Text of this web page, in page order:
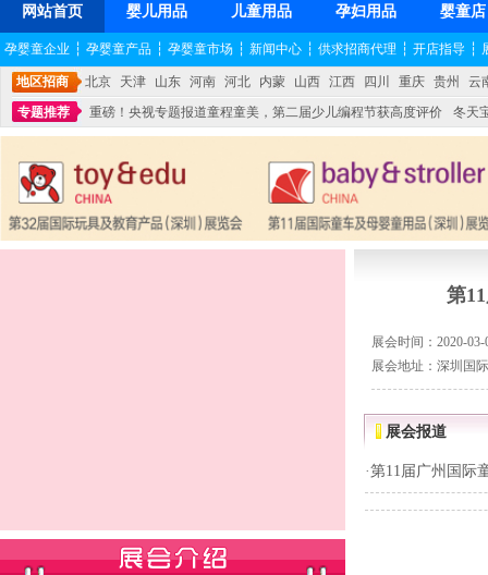
网站首页 婴儿用品 儿童用品 孕妇用品 婴童店
孕婴童企业 ┆ 孕婴童产品 ┆ 孕婴童市场 ┆ 新闻中心 ┆ 供求招商代理 ┆ 开店指导 ┆
地区招商 北京 天津 山东 河南 河北 内蒙 山西 江西 四川 重庆 贵州
云
专题推荐
重磅！央视专题报道童程童美，第二届少儿编程节获高度评价
冬天
不能再单纯地销售产品,而要向增强服务转型,毕竟母婴产品比较特殊。”
妇幼广场
第
展会时间：2020-03-
展会地址：深圳国
展会报道
·第11届广州国际